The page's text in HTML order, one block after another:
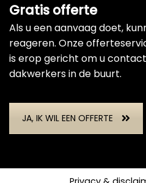
Gratis offerte
Als u een aanvaag doet,
reageren. Onze
is erop gericht om u
dakwerkers in de buurt.
JA, IK WIL EEN OFFERTE